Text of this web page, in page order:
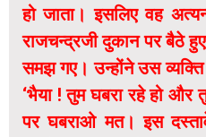
हो जाता। इसलिए वह
राजचन्द्रजी दुकान पर बैठे
समझ गए। उन्होंने उस
‘भैया ! तुम घबरा रहे हो और
पर घबराओ मत। इस